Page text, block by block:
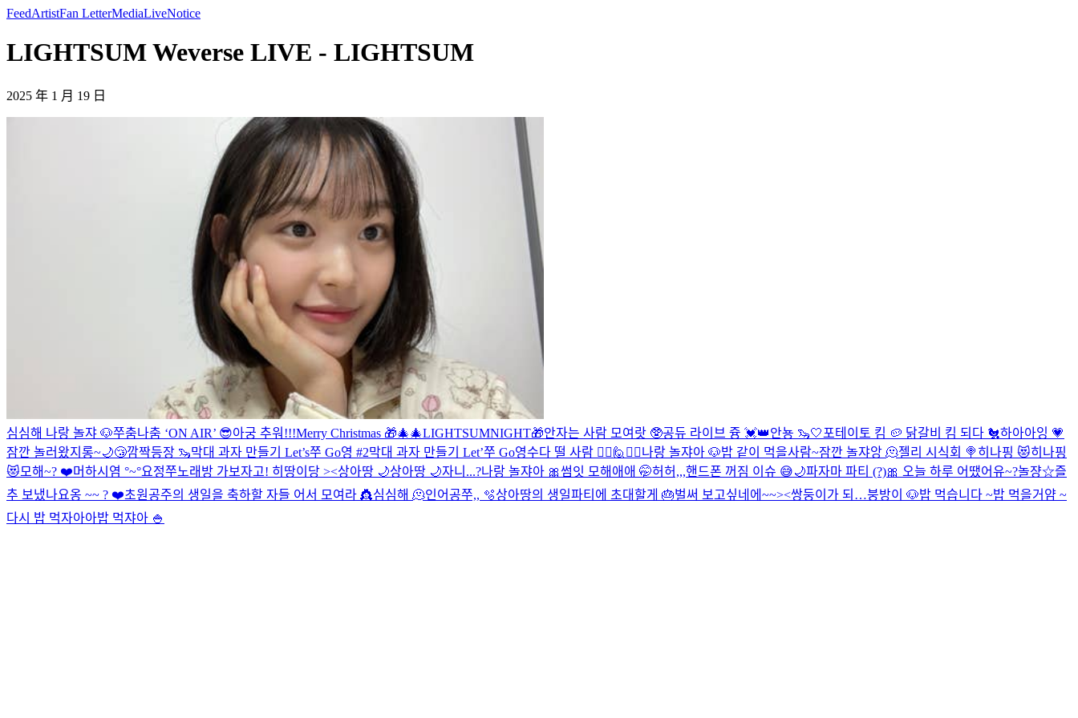
FeedArtistFan LetterMediaLiveNotice
LIGHTSUM Weverse LIVE - LIGHTSUM
2025 年 1 月 19 日
심심해 나랑 놀쟈 🐶쭈춤나춤 ‘ON AIR’ 😎아궁 추워!!!Merry Christmas 🎁🎄🎄LIGHTSUMNIGHT🎁안자는 사람 모여랏 🥸공듀 라이브 즁 💓👑안뇽 🦦🤍포테이토 킴 🥔 닭갈비 킴 되다 🐔하아아잉 💗
잠깐 놀러왔지롱~🌙😴깜짝등장 🦦막대 과자 만들기 Let’s쭈 Go영 #2막대 과자 만들기 Let’쭈 Go영수다 떨 사람 🙋‍♀️🙋🙋‍♂️나랑 놀쟈아 🐶밥 같이 먹을사람~잠깐 놀쟈앙 🫠젤리 시식회 🍭 히나핑 😻히나핑
😻모해~? ❤️머하시염 °~°요정쭈노래방 가보자고! 히땅이당 ><상아땅 🌙상아땅 🌙자니...?나랑 놀쟈아 🎀썸잇 모해애애 🤭허허,,,핸드폰 꺼짐 이슈 😅🌙파자마 파티 (?)🎀 오늘 하루 어땠어유~?놀쟝☆즐
추 보냈나요옹 ~~ ? ❤️초원공주의 생일을 축하할 자들 어서 모여라 👸심심해 🫠인어공쭈,, 🫧상아땅의 생일파티에 초대할게 🎂벌써 보고싶네에~~><쌍둥이가 되…붕방이 🐶밥 먹습니다 ~밥 먹을거얌 ~
다시 밥 먹자아아밥 먹쟈아 🍚